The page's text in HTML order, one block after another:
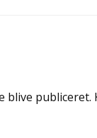
blive publiceret.